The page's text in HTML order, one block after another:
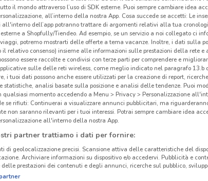
il mondo attraverso l’uso di SDK esterne. Puoi sempre cambiare idea
all’interno della nostra App. Cosa succede se accetti: Le
all'interno dell’app potranno trattare di argomenti relativi alla tua
a Shopfully/Tiendeo. Ad esempio, se un servizio a noi collegato ci
potremo mostrarti delle offerte a tema vacanze. Inoltre, i dati sulla
il relativo consenso) insieme alle informazioni sulle prestazioni della rete
essere raccolte e condivisi con terze parti per comprendere e
sulle delle reti wireless, come meglio indicato nel paragrafo 13.b
i tuoi dati possono anche essere utilizzati per la creazione di report,
statistiche, analisi basate sulla posizione e analisi delle tendenze. Puoi
qualsiasi momento accedendo a Menu > Privacy > Personalizzazione
se rifiuti: Continuerai a visualizzare annunci pubblicitari, ma
non saranno rilevanti per i tuoi interessi. Potrai sempre cambiare idea
all'interno della nostra App.
partner trattiamo i dati per fornire:
di geolocalizzazione precisi. Scansione attiva delle caratteristiche del
Archiviare informazioni su dispositivo e/o accedervi. Pubblicità e
prestazioni dei contenuti e degli annunci, ricerche sul pubblico,